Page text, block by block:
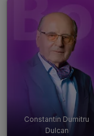
Constantin Dumitru
Dulcan